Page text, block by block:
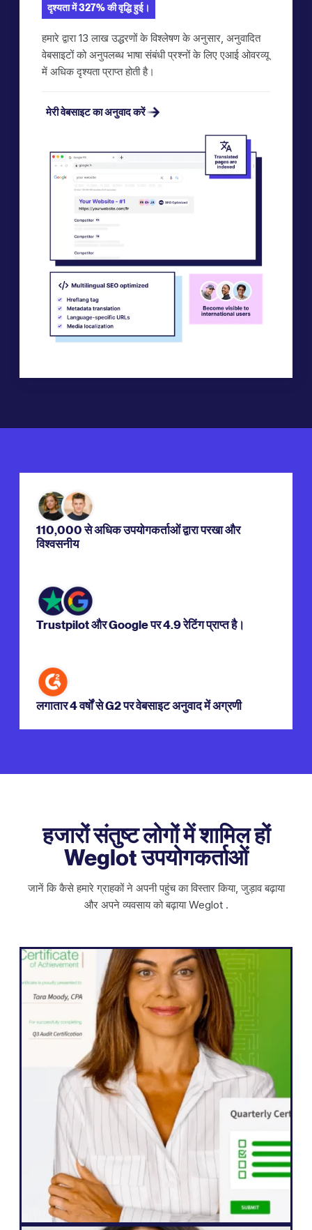
दृश्यता में 327% की वृद्धि हुई।
हमारे द्वारा 13 लाख उद्धरणों के विश्लेषण के अनुसार, अनुवादित
वेबसाइटों को अनुपलब्ध भाषा संबंधी प्रश्नों के लिए एआई ओवरव्यू
में अधिक दृश्यता प्राप्त होती है।
मेरी वेबसाइट का अनुवाद करें
110,000 से अधिक उपयोगकर्ताओं द्वारा परखा और
विश्वसनीय
Trustpilot और Google पर 4.9 रेटिंग प्राप्त है।
लगातार 4 वर्षों से G2 पर वेबसाइट अनुवाद में अग्रणी
हजारों संतुष्ट लोगों में शामिल हों
Weglot उपयोगकर्ताओं
जानें कि कैसे हमारे ग्राहकों ने अपनी पहुंच का विस्तार किया, जुड़ाव बढ़ाया
और अपने व्यवसाय को बढ़ाया Weglot .
WordPress के
" Weglot "इससे हमें अपनी वेबसाइट का तेज़ी से पाँच
भाषाओं में विस्तार करने में मदद मिली। हमने अपने
अंतर्राष्ट्रीय दर्शकों की सहभागिता में पहले से ही
उल्लेखनीय सुधार देखा है, जो हमारी सामग्री के साथ
जुड़ने के लिए पहले से कहीं ज़्यादा उत्सुक हैं।"
जॉन स्प्रिंगली
वरिष्ठ वेबसाइट प्रबंधक